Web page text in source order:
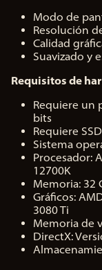
Modo de
Resolución
Calidad
Suavizado y
Requisitos de
Requiere un
bits
Requiere SSD
Sistema
Procesador:
12700K
Memoria: 32
Gráficos:
3080 Ti
Memoria de
DirectX: